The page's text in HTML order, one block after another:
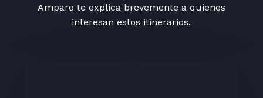
Amparo te explica brevemente a quienes
interesan estos itinerarios.